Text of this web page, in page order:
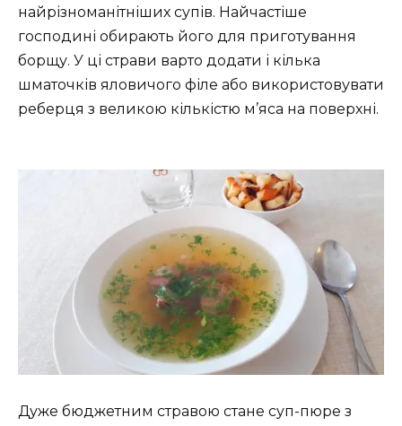
найрізноманітніших супів. Найчастіше
господині обирають його для приготування
борщу. У ці страви варто додати і кілька
шматочків яловичого філе або використовувати
реберця з великою кількістю м’яса на поверхні.
Дуже бюджетним стравою стане суп-пюре з